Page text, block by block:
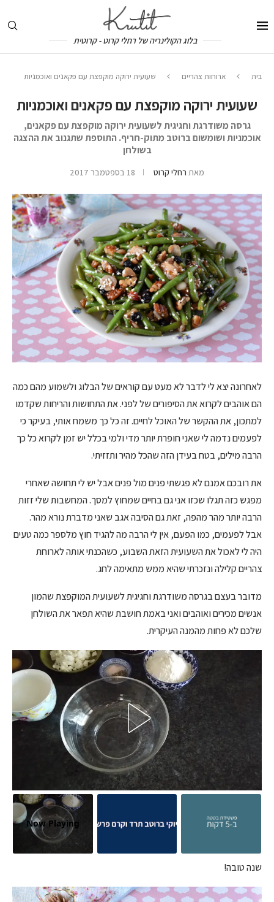
בלוג הקולינריה של רחלי קרוט - קרוטית
בית ארוחות צהריים שעועית ירוקה מוקפצת עם פקאנים ואוכמניות
שעועית ירוקה מוקפצת עם פקאנים ואוכמניות
גרסה משודרגת וחגיגית לשעועית ירוקה מוקפצת עם פקאנים,
אוכמניות ושומשום ברוטב מתוק-חריף. התוספת שתגנוב את ההצגה
בשולחן
מאת רחלי קרוט 18 בספטמבר 2017
לאחרונה יצא לי לדבר לא מעט עם קוראים של הבלוג ולשמוע מהם כמה
הם אוהבים לקרוא את הסיפורים של לפני. את התחושות והריחות שקדמו
למתכון, את ההקשר של האוכל לחיים. זה כל כך משמח אותי, בעיקר כי
לפעמים נדמה לי שאני חופרת יותר מדי ולמי בכלל יש זמן לקרוא כל כך
הרבה מילים, בטח בעידן הזה שהכל מהיר ותזזיתי.
את רובכם אמנם לא פגשתי פנים מול פנים אבל יש לי תחושה שאחרי
מפגש כזה תגלו שכזו אני גם בחיים שמחוץ למסך. המחשבות שלי זזות
הרבה יותר מהר מהפה, זאת גם הסיבה אגב שאני מדברת נורא מהר.
אבל לפעמים, כמו הפעם, אין לי הרבה מה להגיד חוץ מלספר כמה טעים
היה לי לאכול את השעועית הזאת השבוע, כשהכנתי אותה לארוחת
צהריים קלילה ונזכרתי שהיא ממש מתאימה לחג.
מדובר בעצם בגרסה משודרגת וחגיגית לשעועית המוקפצת שהמון
אנשים מכירים ואוהבים ואני באמת חושבת שהיא תפאר את השולחן
שלכם לא פחות מהמנה העיקרית.
Now Playing
שנה טובה!